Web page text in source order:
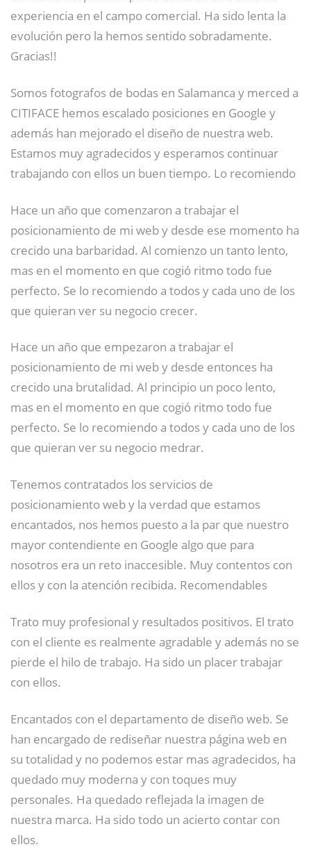
experiencia en el campo comercial. Ha sido lenta la
evolución pero la hemos sentido sobradamente.
Gracias!!
Somos fotografos de bodas en Salamanca y merced a
CITIFACE hemos escalado posiciones en Google y
además han mejorado el diseño de nuestra web.
Estamos muy agradecidos y esperamos continuar
trabajando con ellos un buen tiempo. Lo recomiendo
Hace un año que comenzaron a trabajar el
posicionamiento de mi web y desde ese momento ha
crecido una barbaridad. Al comienzo un tanto lento,
mas en el momento en que cogió ritmo todo fue
perfecto. Se lo recomiendo a todos y cada uno de los
que quieran ver su negocio crecer.
Hace un año que empezaron a trabajar el
posicionamiento de mi web y desde entonces ha
crecido una brutalidad. Al principio un poco lento,
mas en el momento en que cogió ritmo todo fue
perfecto. Se lo recomiendo a todos y cada uno de los
que quieran ver su negocio medrar.
Tenemos contratados los servicios de
posicionamiento web y la verdad que estamos
encantados, nos hemos puesto a la par que nuestro
mayor contendiente en Google algo que para
nosotros era un reto inaccesible. Muy contentos con
ellos y con la atención recibida. Recomendables
Trato muy profesional y resultados positivos. El trato
con el cliente es realmente agradable y además no se
pierde el hilo de trabajo. Ha sido un placer trabajar
con ellos.
Encantados con el departamento de diseño web. Se
han encargado de rediseñar nuestra página web en
su totalidad y no podemos estar mas agradecidos, ha
quedado muy moderna y con toques muy
personales. Ha quedado reflejada la imagen de
nuestra marca. Ha sido todo un acierto contar con
ellos.